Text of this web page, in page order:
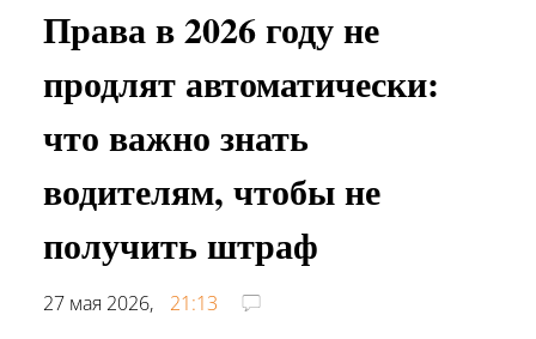
Права в 2026 году не
продлят автоматически:
что важно знать
водителям, чтобы не
получить штраф
27 мая 2026,
21:13